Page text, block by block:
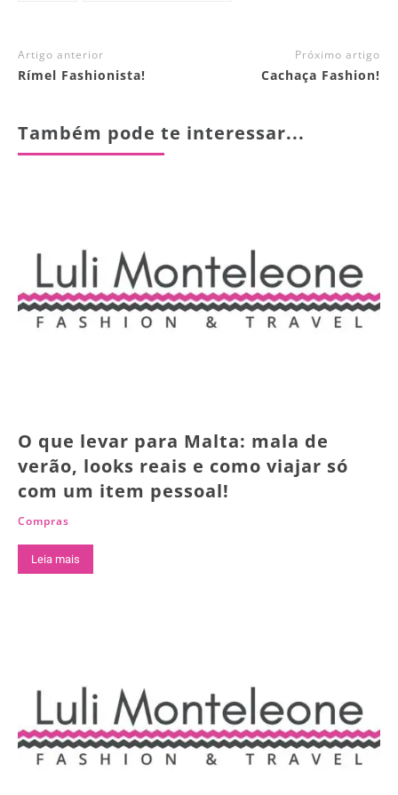
Artigo anterior
Rímel Fashionista!
Próximo artigo
Cachaça Fashion!
Também pode te interessar...
O que levar para Malta: mala de
verão, looks reais e como viajar só
com um item pessoal!
Compras
Leia mais